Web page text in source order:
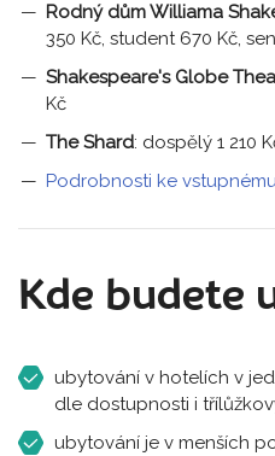
Rodný dům Williama
350 Kč, student 670 Kč,
Shakespeare's Globe
Kč
The Shard: dospělý 1 210
Podrobnosti ke
Kde budete
ubytování v hotelích v
dle dostupnosti i
ubytování je v menších